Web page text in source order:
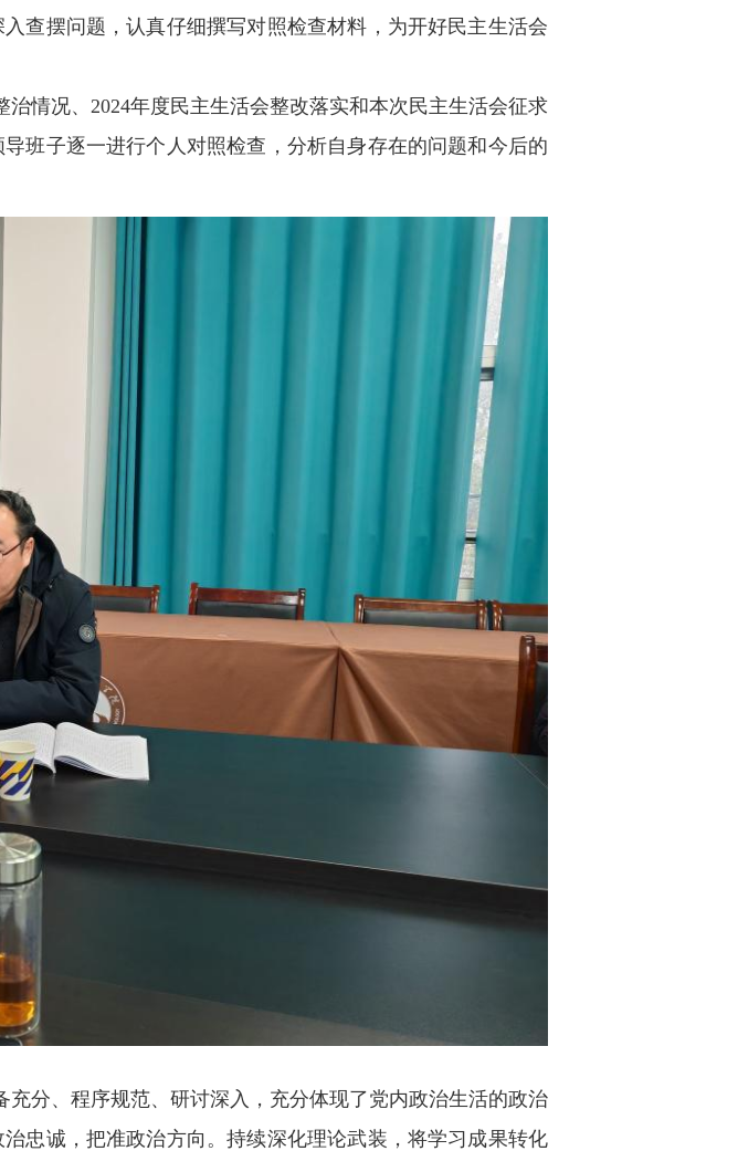
查摆问题，认真仔细撰写对照检查材料，为开好民主生活会
情况、2024年度民主生活会整改落实和本次民主生活会征求
班子逐一进行个人对照检查，分析自身存在的问题和今后的
分、程序规范、研讨深入，充分体现了党内政治生活的政治
忠诚，把准政治方向。持续深化理论武装，将学习成果转化